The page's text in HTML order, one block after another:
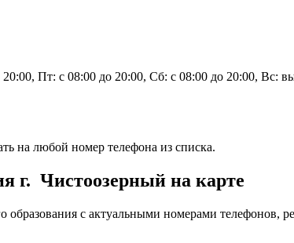
Пт: с 08:00 до 20:00, Сб: с 08:00 до 20:00, Вс:
на любой номер телефона из списка.
г. Чистоозерный на карте
с актуальными номерами телефонов,